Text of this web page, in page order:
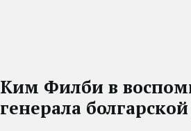
Ким Филби в
генерала